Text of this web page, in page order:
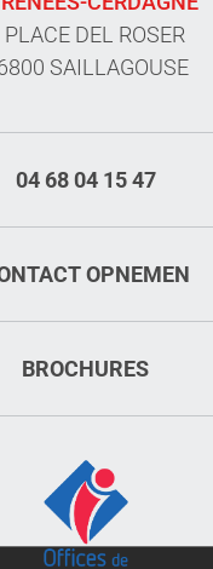
PLACE DEL ROSER
SAILLAGOUSE
04 68 04 15 47
OPNEMEN
BROCHURES